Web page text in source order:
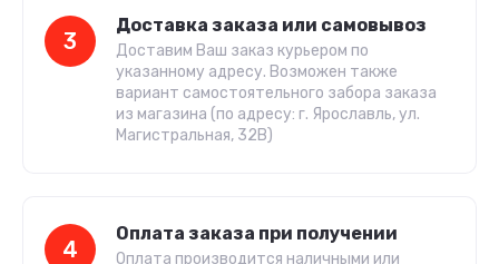
3
Доставка заказа или самовывоз
Доставим Ваш заказ курьером по
указанному адресу. Возможен также
вариант самостоятельного забора заказа
из магазина (по адресу: г. Ярославль, ул.
Магистральная, 32В)
4
Оплата заказа при получении
Оплата производится наличными или